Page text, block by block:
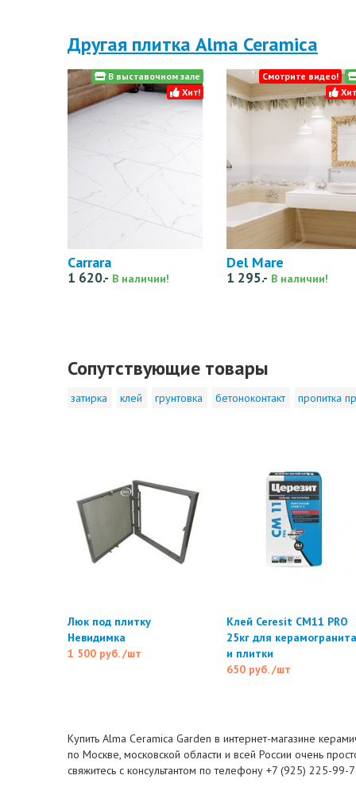
Другая плитка Alma Ceramica
Carrara
1 620.- В наличии!
В выставочном зале
Хит!
Del Mare
1 295.- В наличии!
Смотрите видео!
Сопутствующие товары
затирка клей грунтовка бетоноконтакт пропитка
Люк под плитку
Невидимка
1 500 руб./шт
Клей Ceresit CM11 PRO
25кг для керамогранита
и плитки
650 руб./шт
Купить Alma Ceramica Garden в интернет-магазине
по Москве, московской области и всей России очень
свяжитесь с консультантом по телефону +7 (925) 225-99-